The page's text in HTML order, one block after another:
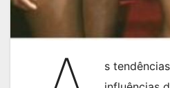
s